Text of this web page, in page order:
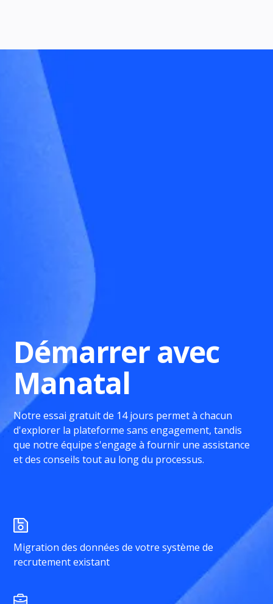
Démarrer avec
Manatal
Notre essai gratuit de 14 jours permet à chacun
d'explorer la plateforme sans engagement, tandis
que notre équipe s'engage à fournir une assistance
et des conseils tout au long du processus.
Migration des données de votre système de
recrutement existant